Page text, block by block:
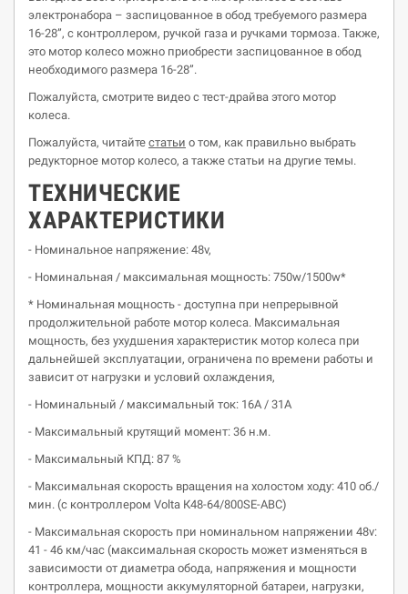
электронабора – заспицованное в обод требуемого размера
16-28”, с контроллером, ручкой газа и ручками тормоза. Также,
это мотор колесо можно приобрести заспицованное в обод
необходимого размера 16-28”.
Пожалуйста, смотрите видео с тест-драйва этого мотор
колеса.
Пожалуйста, читайте статьи о том, как правильно выбрать
редукторное мотор колесо, а также статьи на другие темы.
ТЕХНИЧЕСКИЕ
ХАРАКТЕРИСТИКИ
- Номинальное напряжение: 48v,
- Номинальная / максимальная мощность: 750w/1500w*
* Номинальная мощность - доступна при непрерывной
продолжительной работе мотор колеса. Максимальная
мощность, без ухудшения характеристик мотор колеса при
дальнейшей эксплуатации, ограничена по времени работы и
зависит от нагрузки и условий охлаждения,
- Номинальный / максимальный ток: 16А / 31А
- Максимальный крутящий момент: 36 н.м.
- Максимальный КПД: 87 %
- Максимальная скорость вращения на холостом ходу: 410 об./
мин. (с контроллером Volta К48-64/800SE-ABC)
- Максимальная скорость при номинальном напряжении 48v:
41 - 46 км/час (максимальная скорость может изменяться в
зависимости от диаметра обода, напряжения и мощности
контроллера, мощности аккумуляторной батареи, нагрузки,